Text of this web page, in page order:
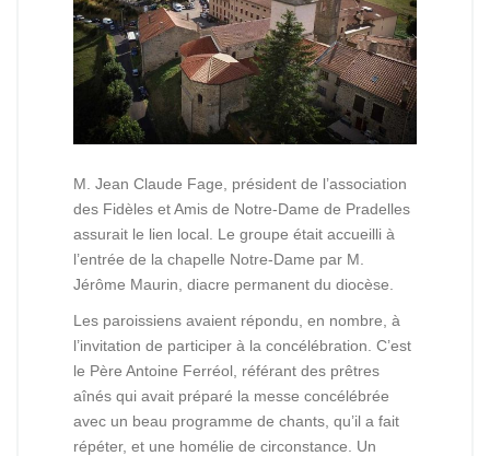
M. Jean Claude Fage, président de l’association
des Fidèles et Amis de Notre-Dame de Pradelles
assurait le lien local. Le groupe était accueilli à
l’entrée de la chapelle Notre-Dame par M.
Jérôme Maurin, diacre permanent du diocèse.
Les paroissiens avaient répondu, en nombre, à
l’invitation de participer à la concélébration. C’est
le Père Antoine Ferréol, référant des prêtres
aînés qui avait préparé la messe concélébrée
avec un beau programme de chants, qu’il a fait
répéter, et une homélie de circonstance. Un